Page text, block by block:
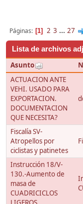
Páginas 1 2 3 ... 27
Lista de archivos
Asunto
ACTUACION ANTE
VEHI. USADO PARA
EXPORTACION.
DOCUMENTACION
QUE NECESITA?
Fiscalía SV-
Atropellos por
ciclistas y patinetes
Instrucción 18/V-
130.-Aumento de
masa de
CUADRICICLOS